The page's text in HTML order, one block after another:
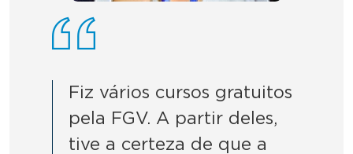
Fiz vários cursos gratuitos
pela FGV. A partir deles,
tive a certeza de que a